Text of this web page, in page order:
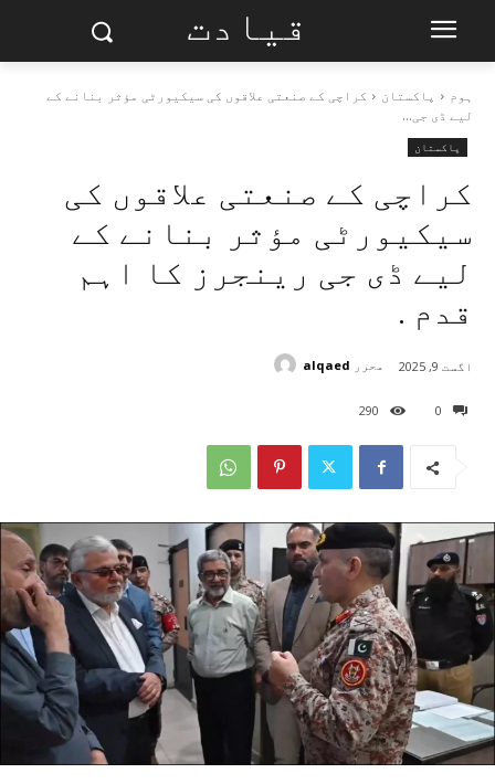
قیادت
ہوم پاکستان
کراچی کے صنعتی علاقوں کی سیکیورٹی مؤثر بنانے کے
لیے ڈی جی...
پاکستان
کراچی کے صنعتی علاقوں کی
سیکیورٹی مؤثر بنانے کے
لیے ڈی جی رینجرز کا اہم
قدم .
0
290
اگست 9, 2025 محرر alqaed